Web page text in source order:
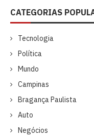
CATEGORIAS
Tecnologia
Política
Mundo
Campinas
Bragança Paulista
Auto
Negócios